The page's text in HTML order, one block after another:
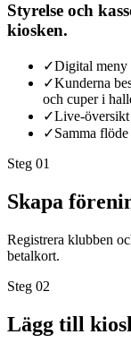
Styrelse och
kiosken.
✓Digital meny
✓Kunderna
och cuper i
✓Live-
✓Samma
Steg 01
Skapa
Registrera klubben
betalkort.
Steg 02
Lägg till